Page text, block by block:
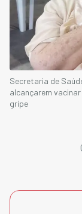
Secretaria de
alcançarem
gripe